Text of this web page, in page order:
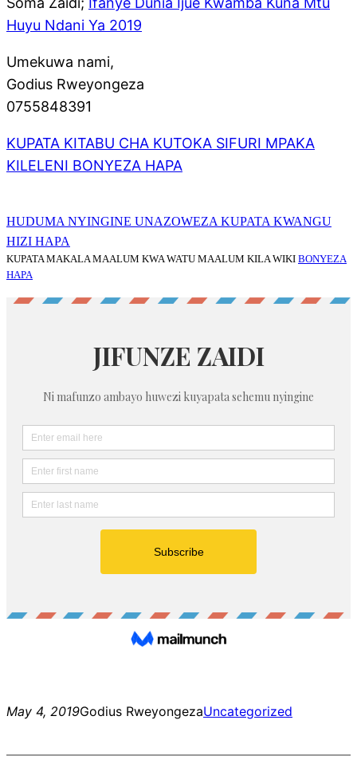
Huyu Ndani Ya 2019
Umekuwa nami,
Godius Rweyongeza
0755848391
KUPATA KITABU CHA KUTOKA SIFURI MPAKA
KILELENI BONYEZA HAPA
HUDUMA NYINGINE UNAZOWEZA KUPATA KWANGU
HIZI HAPA
KUPATA MAKALA MAALUM KWA WATU MAALUM KILA WIKI BONYEZA
HAPA
May 4, 2019Godius RweyongezaUncategorized